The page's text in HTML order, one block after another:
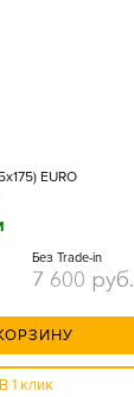
EURO
Без Trade-in
7 600 руб.
В 1 клик